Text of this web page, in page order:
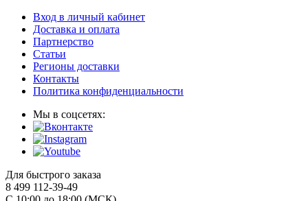
Вход в личный кабинет
Доставка и оплата
Партнерство
Статьи
Регионы доставки
Контакты
Политика конфиденциальности
Мы в соцсетях:
Для быстрого заказа
8 499 112-39-49